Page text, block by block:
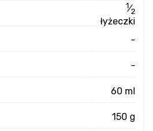
1⁄2
łyżeczki
-
-
60 ml
150 g